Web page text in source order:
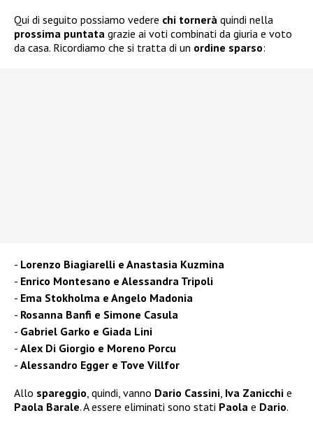
Qui di seguito possiamo vedere chi tornerà quindi nella
prossima puntata grazie ai voti combinati da giuria e voto
da casa. Ricordiamo che si tratta di un ordine sparso:
Lorenzo Biagiarelli e Anastasia Kuzmina
Enrico Montesano e Alessandra Tripoli
Ema Stokholma e Angelo Madonia
Rosanna Banfi e Simone Casula
Gabriel Garko e Giada Lini
Alex Di Giorgio e Moreno Porcu
Alessandro Egger e Tove Villfor
Allo spareggio, quindi, vanno Dario Cassini, Iva Zanicchi e
Paola Barale. A essere eliminati sono stati Paola e Dario.